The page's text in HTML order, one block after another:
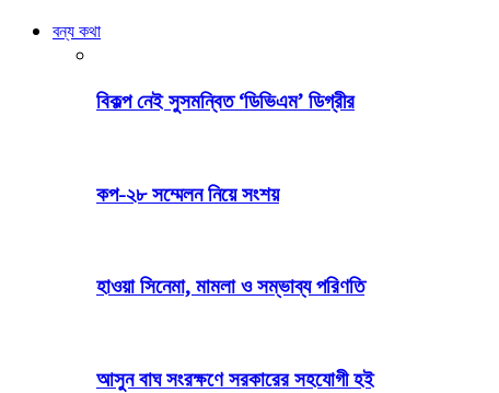
বন্য কথা
বিকল্প নেই সুসমন্বিত ‘ডিভিএম’ ডিগ্রীর
কপ-২৮ সম্মেলন নিয়ে সংশয়
হাওয়া সিনেমা, মামলা ও সম্ভাব্য পরিণতি
আসুন বাঘ সংরক্ষণে সরকারের সহযোগী হই